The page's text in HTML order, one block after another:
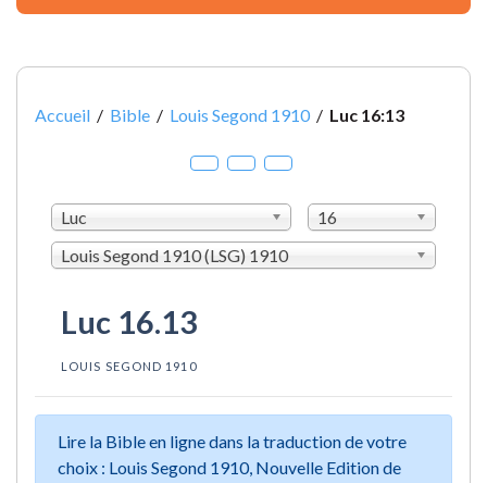
Accueil / Bible / Louis Segond 1910 / Luc 16:13
Luc
16
Louis Segond 1910 (LSG) 1910
Luc 16.13
LOUIS SEGOND 1910
Lire la Bible en ligne dans la traduction de votre
choix : Louis Segond 1910, Nouvelle Edition de